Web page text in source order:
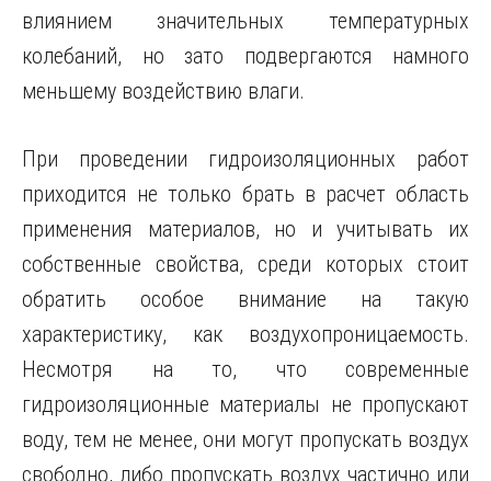
влиянием значительных температурных
колебаний, но зато подвергаются намного
меньшему воздействию влаги.
При проведении гидроизоляционных работ
приходится не только брать в расчет область
применения материалов, но и учитывать их
собственные свойства, среди которых стоит
обратить особое внимание на такую
характеристику, как воздухопроницаемость.
Несмотря на то, что современные
гидроизоляционные материалы не пропускают
воду, тем не менее, они могут пропускать воздух
свободно, либо пропускать воздух частично или